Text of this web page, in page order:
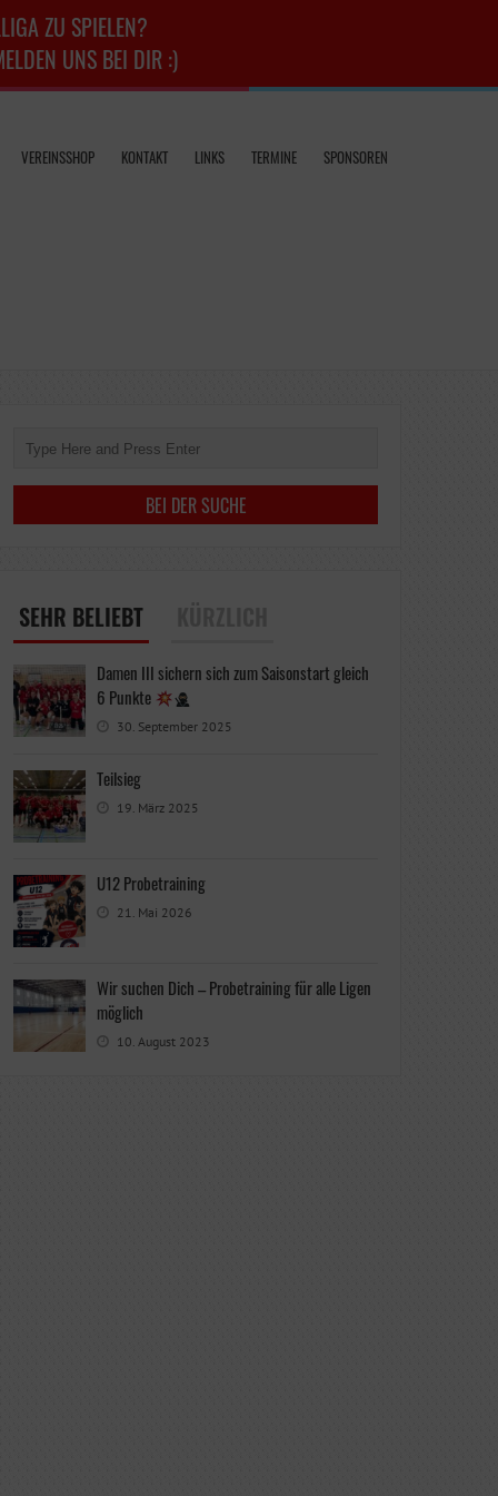
ZU SPIELEN?
UNS BEI DIR :)
VEREINSSHOP KONTAKT LINKS TERMINE SPONSOREN
SEHR BELIEBT
Damen III sichern sich zum Saisonstart gleich
6 Punkte
30. September 2025
Teilsieg
19. März 2025
U12 Probetraining
21. Mai 2026
Wir suchen Dich – Probetraining für alle Ligen
möglich
10. August 2023